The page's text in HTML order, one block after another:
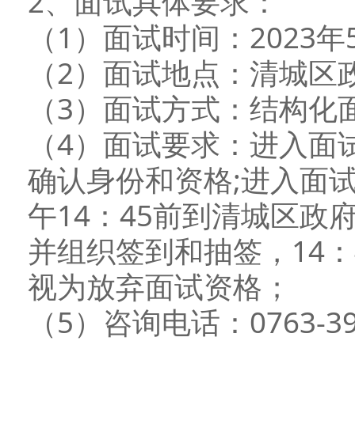
（1）面试时间：2023
（2）面试地点：清城
（3）面试方式：结构化
（4）面试要求：进入
确认身份和资格;进入面
午14：45前到清城区政
并组织签到和抽签，14
视为放弃面试资格；
（5）咨询电话：0763-